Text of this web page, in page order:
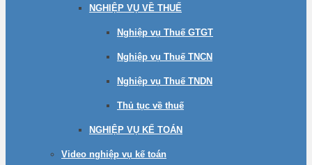
NGHIỆP VỤ VỀ THUẾ
Nghiệp vụ Thuế GTGT
Nghiệp vụ Thuế TNCN
Nghiệp vụ Thuế TNDN
Thủ tục về thuế
NGHIỆP VỤ KẾ TOÁN
Video nghiệp vụ kế toán